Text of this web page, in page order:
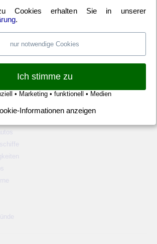
die Räder
stand offen wie ein Scheunentor
zu Cookies erhalten Sie in unserer
.
nur notwendige Cookies
Ich stimme zu
• Marketing • funktionell • Medien
Informationen anzeigen